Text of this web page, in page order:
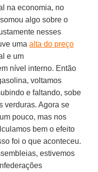
na economia, no
algo sobre o
nesses
umaalta do preço
e um
nível interno. Então
voltamos
e faltando, sobe
verduras. Agora se
pouco, mas nos
bem o efeito
foi o que aconteceu.
estivemos